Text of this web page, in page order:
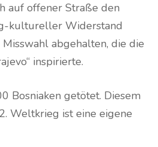
auf offener Straße den
kultureller Widerstand
abgehalten, die die
inspirierte.
Bosniaken getötet. Diesem
Weltkrieg ist eine eigene